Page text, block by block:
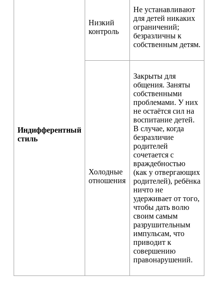
Индифферентный
стиль
Низкий
контроль
Не устанавливают
для детей никаких
ограничений;
безразличны к
собственным детям.
Холодные
отношения
Закрыты для
общения. Заняты
собственными
проблемами. У них
не остаётся сил на
воспитание детей.
В случае, когда
безразличие
родителей
сочетается с
враждебностью
(как у отвергающих
родителей), ребёнка
ничто не
удерживает от того,
чтобы дать волю
своим самым
разрушительным
импульсам, что
приводит к
совершению
правонарушений.